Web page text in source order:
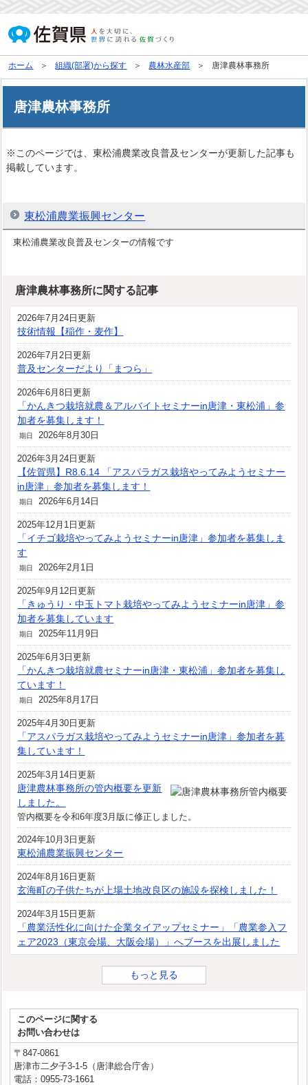
ホーム 組織(部署)から探す 農林水産部 唐津農林事務所
唐津農林事務所
※このページでは、東松浦農業改良普及センターが更新した記事も
掲載しています。
東松浦農業振興センター
東松浦農業改良普及センターの情報です
唐津農林事務所に関する記事
2026年7月24日更新
技術情報【稲作・麦作】
2026年7月2日更新
普及センターだより「まつら」
2026年6月8日更新
「かんきつ栽培就農＆アルバイトセミナーin唐津・東松浦」参
加者を募集します！
期日 2026年8月30日
2026年3月24日更新
【佐賀県】R8.6.14 「アスパラガス栽培やってみようセミナー
in唐津」参加者を募集します！
期日 2026年6月14日
2025年12月1日更新
「イチゴ栽培やってみようセミナーin唐津」参加者を募集しま
す
期日 2026年2月1日
2025年9月12日更新
「きゅうり・中玉トマト栽培やってみようセミナーin唐津」参
加者を募集しています
期日 2025年11月9日
2025年6月3日更新
「かんきつ栽培就農セミナーin唐津・東松浦」参加者を募集し
ています！
期日 2025年8月17日
2025年4月30日更新
「アスパラガス栽培やってみようセミナーin唐津」参加者を募
集しています！
2025年3月14日更新
唐津農林事務所の管内概要を更新
しました。
管内概要を令和6年度3月版に修正しました。
2024年10月3日更新
東松浦農業振興センター
2024年8月16日更新
玄海町の子供たちが上場土地改良区の施設を探検しました！
2024年3月15日更新
「農業活性化に向けた企業タイアップセミナー」「農業参入フ
ェア2023（東京会場、大阪会場）」へブースを出展しました
もっと見る
このページに関する
お問い合わせは
〒847-0861
唐津市二夕子3-1-5（唐津総合庁舎）
電話：0955-73-1661